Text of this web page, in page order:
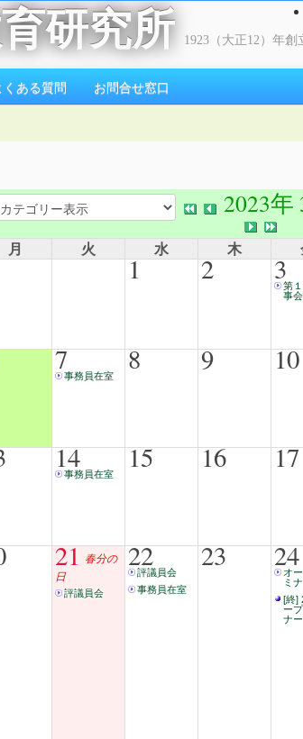
研究所 1923（大正12）年創
くある質問 お問合せ窓口
2023年
月 火 水 木
1 2 3第
事会
7事務員在室 8 9 10
14
事務員在室 15 16 17
21 春分の
日
評議員会
22
評議員会
事務員在室
23 24
オ
ミ
[終]
ー
ナー